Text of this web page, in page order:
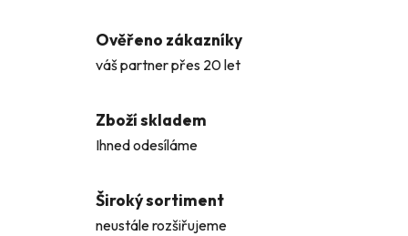
Ověřeno zákazníky
váš partner přes 20 let
Zboží skladem
Ihned odesíláme
Široký sortiment
neustále rozšiřujeme